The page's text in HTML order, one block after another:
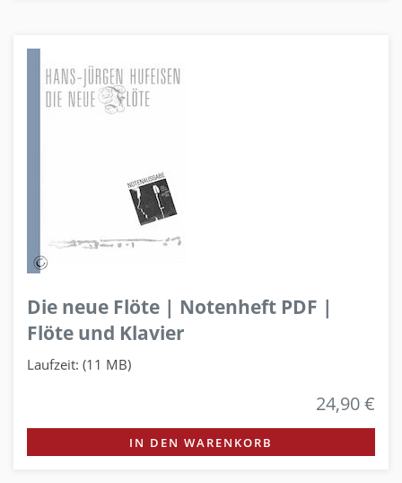
Die neue Flöte | Notenheft PDF |
Flöte und Klavier
Laufzeit: (11 MB)
24,90 €
IN DEN WARENKORB